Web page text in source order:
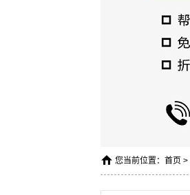
您当前位置： 首页 >